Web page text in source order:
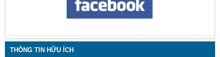
THÔNG TIN HỮU ÍCH